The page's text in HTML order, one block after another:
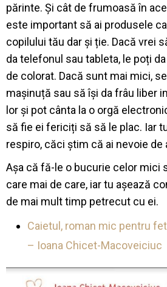
părinte. Și cât de frumoasă în
este important să ai produsele
copilului tău dar și ție. Dacă vrei
da telefonul sau tableta, le poți
de colorat. Dacă sunt mai mici,
mașinuță sau să își da frâu liber
lor și pot cânta la o orgă
să fie ei fericiți să să le plac. Iar
respiro, căci știm că ai nevoie de
Așa că fă-le o bucurie celor mici
care mai de care, iar tu așează
de mai mult timp petrecut cu ei.
Caietul, roman mic pentru
– Ioana Chicet-Macoveiciuc